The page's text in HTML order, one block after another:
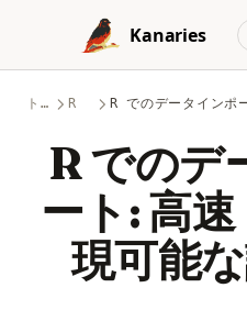
Skip to content
Kanaries
トピック R R でのデータインポ
R でのデ
ート: 高
現可能